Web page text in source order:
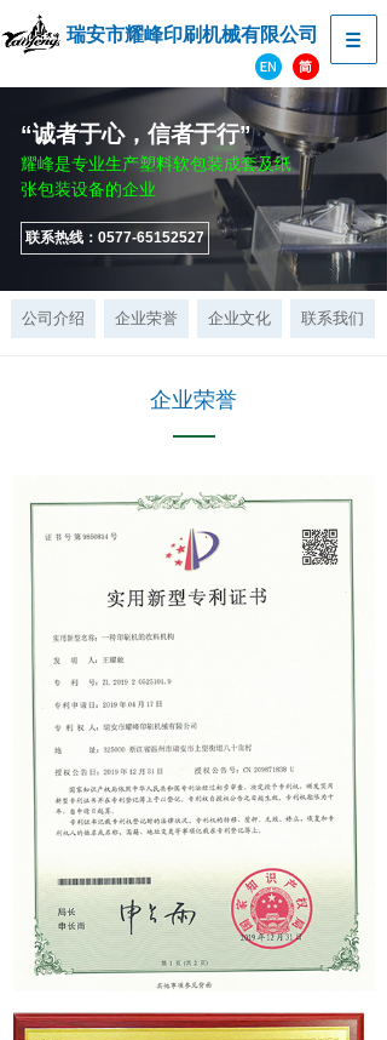
瑞安市耀峰印刷机械有限公司
“诚者于心，信者于行”
耀峰是专业生产塑料软包装成套及纸
张包装设备的企业
联系热线：0577-65152527
公司介绍 企业荣誉 企业文化 联系我们
企业荣誉